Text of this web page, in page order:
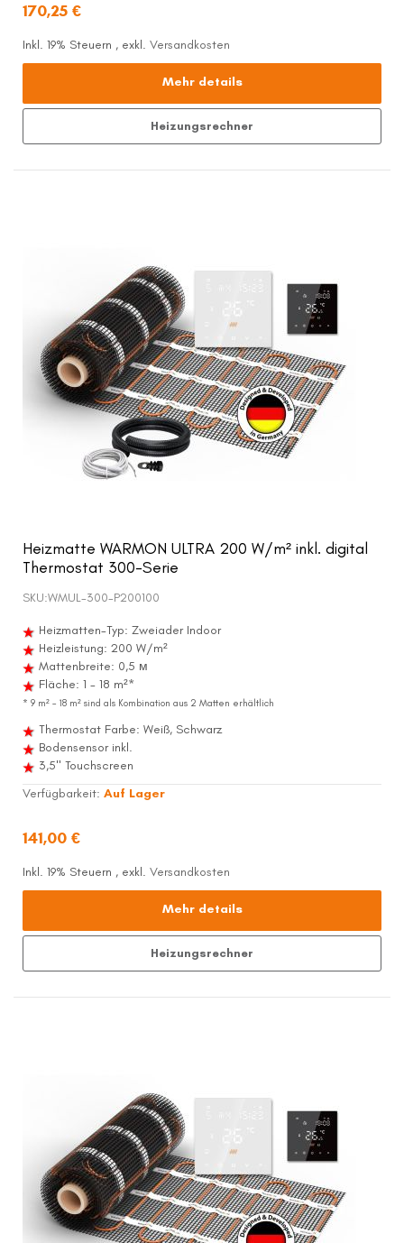
170,25 €
Inkl. 19% Steuern , exkl. Versandkosten
Mehr details
Heizungsrechner
Heizmatte WARMON ULTRA 200 W/m² inkl. digital
Thermostat 300-Serie
SKU:WMUL-300-P200100
Heizmatten-Typ: Zweiader Indoor
Heizleistung: 200 W/m²
Mattenbreite: 0,5 м
Fläche: 1 - 18 m²*
* 9 m² – 18 m² sind als Kombination aus 2 Matten erhältlich
Thermostat Farbe: Weiß, Schwarz
Bodensensor inkl.
3,5" Touchscreen
Verfügbarkeit: Auf Lager
141,00 €
Inkl. 19% Steuern , exkl. Versandkosten
Mehr details
Heizungsrechner